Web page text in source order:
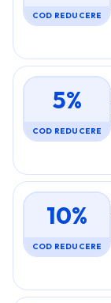
COD REDUCERE
5%
COD REDUCERE
10%
COD REDUCERE